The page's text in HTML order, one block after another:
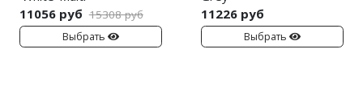
11056 руб 15308 руб
Выбрать
11226 руб
Выбрать